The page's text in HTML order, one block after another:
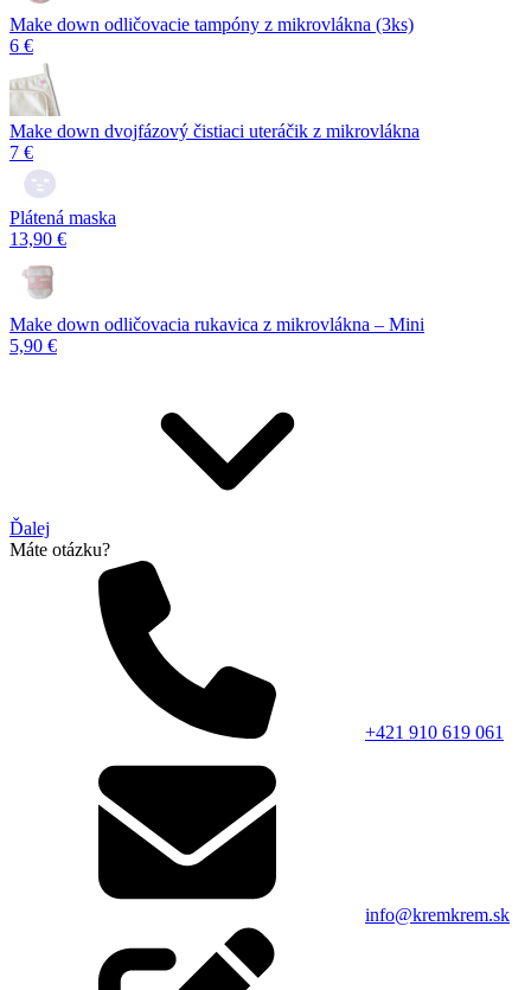
Make down odličovacie tampóny z mikrovlákna (3ks)
6 €
Make down dvojfázový čistiaci uteráčik z mikrovlákna
7 €
Plátená maska
13,90 €
Make down odličovacia rukavica z mikrovlákna – Mini
5,90 €
Ďalej
Máte otázku?
+421 910 619 061
info@kremkrem.sk